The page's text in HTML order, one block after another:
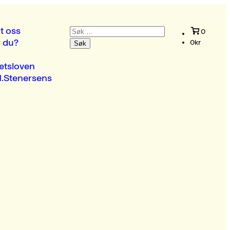
oss
du?
Søk
etter:
0
0kr